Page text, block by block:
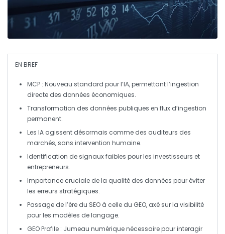
EN BREF
MCP : Nouveau standard pour l’IA, permettant l’ingestion
directe des données économiques.
Transformation des données publiques en flux d’ingestion
permanent.
Les IA agissent désormais comme des auditeurs des
marchés, sans intervention humaine.
Identification de signaux faibles pour les investisseurs et
entrepreneurs.
Importance cruciale de la qualité des données pour éviter
les erreurs stratégiques.
Passage de l’ère du SEO à celle du GEO, axé sur la visibilité
pour les modèles de langage.
GEO Profile : Jumeau numérique nécessaire pour interagir